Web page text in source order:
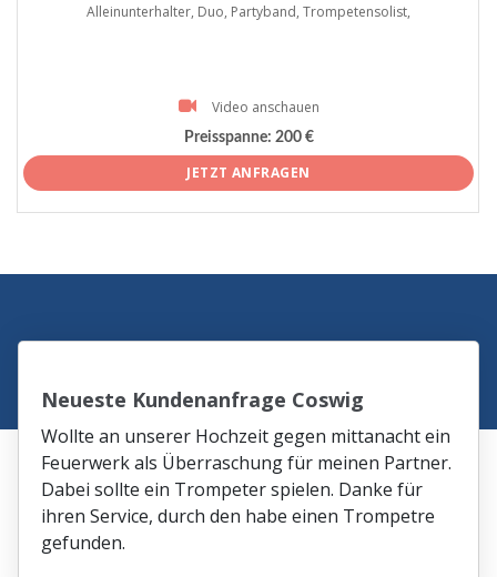
Alleinunterhalter, Duo, Partyband, Trompetensolist,
Video anschauen
Preisspanne: 200 €
JETZT ANFRAGEN
Neueste Kundenanfrage Coswig
Wollte an unserer Hochzeit gegen mittanacht ein
Feuerwerk als Überraschung für meinen Partner.
Dabei sollte ein Trompeter spielen. Danke für
ihren Service, durch den habe einen Trompetre
gefunden.